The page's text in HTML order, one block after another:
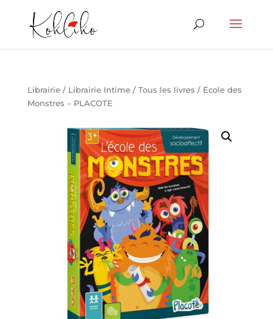
Librairie/ Librairie Intime/ Tous les livres / École des
Monstres – PLACOTE